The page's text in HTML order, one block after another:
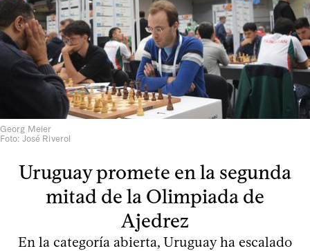
Georg Meier
Foto: José Riverol
Uruguay promete en la segunda
mitad de la Olimpiada de
Ajedrez
En la categoría abierta, Uruguay ha escalado